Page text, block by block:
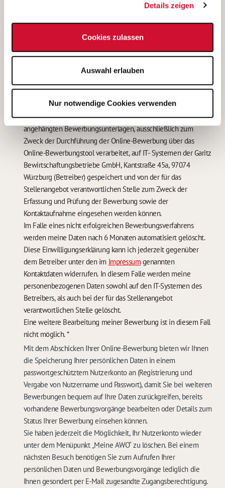
Details zeigen
Cookies zulassen
Auswahl erlauben
Nur notwendige Cookies verwenden
Anhang 4
.pdf, .PDF, doc(x), DOC(x)
Mit * markierte Felder müssen ausgefüllt werden.
Ich bin damit einverstanden, dass meine personenbezogenen
Daten, insbesondere auch sensible Daten aus meinen
angehängten Bewerbungsunterlagen, ausschließlich zum
Zweck der Durchführung der Online-Bewerbung über das
Online-Bewerbungstool verarbeitet, auf IT- Systemen der Garitz
Bewirtschaftungsbetriebe GmbH, Kantstraße 45a, 97074
Würzburg (Betreiber) gespeichert und von der für das
Stellenangebot verantwortlichen Stelle zum Zweck der
Erfassung und Prüfung der Bewerbung sowie der
Kontaktaufnahme eingesehen werden können.
Im Falle eines nicht erfolgreichen Bewerbungsverfahrens
werden meine Daten nach 6 Monaten automatisiert gelöscht.
Diese Einwilligungserklärung kann ich jederzeit gegenüber
dem Betreiber unter den im Impressumgenannten
Kontaktdaten widerrufen. In diesem Falle werden meine
personenbezogenen Daten sowohl auf den IT-Systemen des
Betreibers, als auch bei der für das Stellenangebot
verantwortlichen Stelle gelöscht.
Eine weitere Bearbeitung meiner Bewerbung ist in diesem Fall
nicht möglich.*
Mit dem Abschicken Ihrer Online-Bewerbung bieten wir Ihnen
die Speicherung Ihrer persönlichen Daten in einem
passwortgeschütztem Nutzerkonto an (Registrierung und
Vergabe von Nutzername und Passwort), damit Sie bei weiteren
Bewerbungen bequem auf Ihre Daten zurückgreifen, bereits
vorhandene Bewerbungsvorgänge bearbeiten oder Details zum
Status Ihrer Bewerbung einsehen können.
Sie haben jederzeit die Möglichkeit, Ihr Nutzerkonto wieder
unter dem Menüpunkt „Meine AWO“ zu löschen. Bei einem
nächsten Besuch benötigen Sie zum Aufrufen Ihrer
persönlichen Daten und Bewerbungsvorgänge lediglich die
Ihnen gesondert per E-Mail zugesandte Zugangsberechtigung.